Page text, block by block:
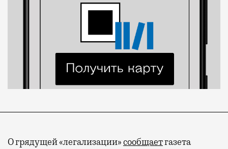
О грядущей «легализации»сообщаетгазета